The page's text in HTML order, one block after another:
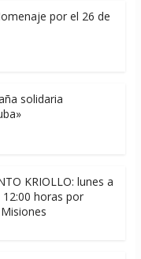
por el 26 de
solidaria
KRIOLLO: lunes a
horas por